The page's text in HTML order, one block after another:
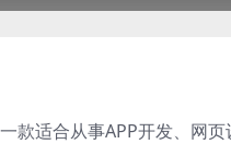
款适合从事APP开发、网